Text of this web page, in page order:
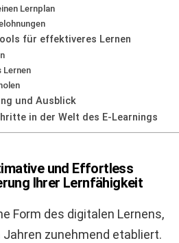
Lernplan
für effektiveres Lernen
Lernen
und Ausblick
in der Welt des E-Learnings
und Effortless
Ihrer Lernfähigkeit
Form des digitalen Lernens,
zunehmend etabliert.